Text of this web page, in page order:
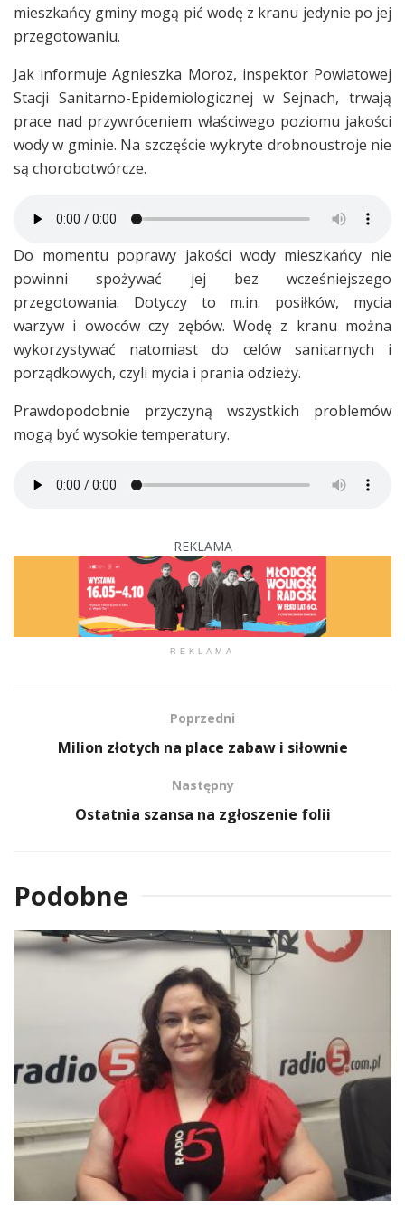
mieszkańcy gminy mogą pić wodę z kranu jedynie po jej
przegotowaniu.
Jak informuje Agnieszka Moroz, inspektor Powiatowej
Stacji Sanitarno-Epidemiologicznej w Sejnach, trwają
prace nad przywróceniem właściwego poziomu jakości
wody w gminie. Na szczęście wykryte drobnoustroje nie
są chorobotwórcze.
Do momentu poprawy jakości wody mieszkańcy nie
powinni spożywać jej bez wcześniejszego
przegotowania. Dotyczy to m.in. posiłków, mycia
warzyw i owoców czy zębów. Wodę z kranu można
wykorzystywać natomiast do celów sanitarnych i
porządkowych, czyli mycia i prania odzieży.
Prawdopodobnie przyczyną wszystkich problemów
mogą być wysokie temperatury.
REKLAMA
REKLAMA
Poprzedni
Milion złotych na place zabaw i siłownie
Następny
Ostatnia szansa na zgłoszenie folii
Podobne